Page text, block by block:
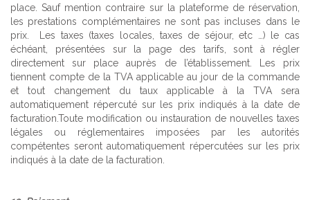
place. Sauf mention contraire sur la plateforme de réservation,
les prestations complémentaires ne sont pas incluses dans le
prix. Les taxes (taxes locales, taxes de séjour, etc …) le cas
échéant, présentées sur la page des tarifs, sont à régler
directement sur place auprès de l’établissement. Les prix
tiennent compte de la TVA applicable au jour de la commande
et tout changement du taux applicable à la TVA sera
automatiquement répercuté sur les prix indiqués à la date de
facturation.Toute modification ou instauration de nouvelles taxes
légales ou réglementaires imposées par les autorités
compétentes seront automatiquement répercutées sur les prix
indiqués à la date de la facturation.